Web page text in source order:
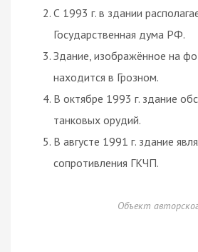
С 1993 г. в здании
Государственная дума РФ.
Здание, изображённое на
находится в Грозном.
В октябре 1993 г. здание
танковых орудий.
В августе 1991 г. здание
сопротивления ГКЧП.
Объект